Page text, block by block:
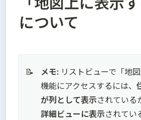
について
📝 メモ: リストビューで「地
機能にアクセスするには、
が列として表示されている
詳細ビューに表示されてい